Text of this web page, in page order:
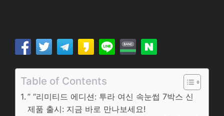
Table of Contents
” “리미티드 에디션: 투라 여신 속눈썹 7박스 신
제품 출시: 지금 바로 만나보세요!